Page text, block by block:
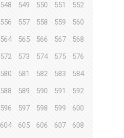
548 549 550 551
552
556 557 558 559
560
564 565 566 567
568
572 573 574 575
576
580 581 582 583
584
588 589 590 591
592
596 597 598 599
600
604 605 606 607
608